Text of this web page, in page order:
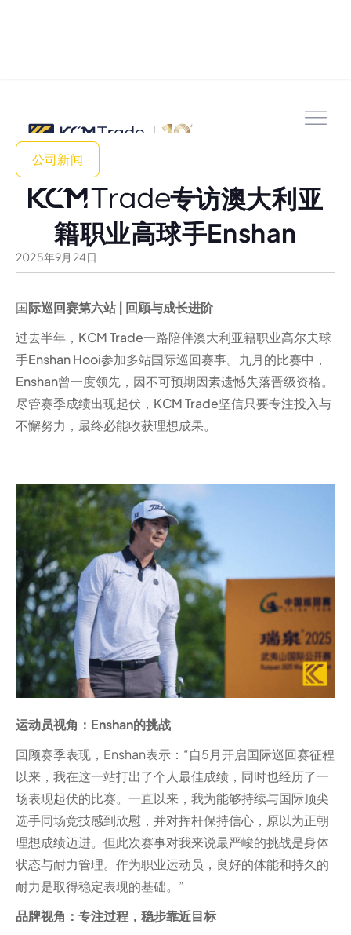
公司新闻
专访澳大利亚
籍职业高球手Enshan
2025年9月 24日
国际巡回赛第六站 | 回顾与成长进阶
过去半年，KCM Trade一路陪伴澳大利亚籍职业高尔夫球
手Enshan Hooi参加多站国际巡回赛事。九月的比赛中，
Enshan曾一度领先，因不可预期因素遗憾失落晋级资格。
尽管赛季成绩出现起伏，KCM Trade坚信只要专注投入与
不懈努力，最终必能收获理想成果。
运动员视角：Enshan的挑战
回顾赛季表现，Enshan表示：“自5月开启国际巡回赛征程
以来，我在这一站打出了个人最佳成绩，同时也经历了一
场表现起伏的比赛。一直以来，我为能够持续与国际顶尖
选手同场竞技感到欣慰，并对挥杆保持信心，原以为正朝
理想成绩迈进。但此次赛事对我来说最严峻的挑战是身体
状态与耐力管理。作为职业运动员，良好的体能和持久的
耐力是取得稳定表现的基础。”
品牌视角：专注过程，稳步靠近目标